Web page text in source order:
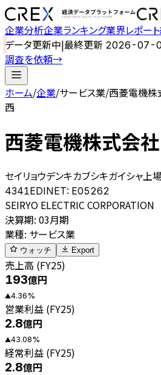
企業分析企業ランキング業界レポート
データ更新中|最終更新 2026-07-
調査を依頼→
ホーム/企業/サービス業/西菱電機株
西
西菱電機株式会社
セイリョウデンキカブシキガイシャ 上場
4341EDINET: E05262
SEIRYO ELECTRIC CORPORATION
決算期: 03月期
業種: サービス業
ウォッチ Export
売上高 (FY25)
193億円
▲4.36%
営業利益 (FY25)
2.8億円
▲43.08%
経常利益 (FY25)
2.8億円